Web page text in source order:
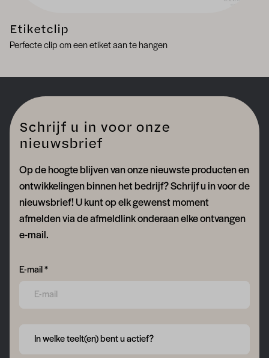
Etiketclip
Perfecte clip om een etiket aan te hangen
Schrijf u in voor onze
nieuwsbrief
Op de hoogte blijven van onze nieuwste producten en
ontwikkelingen binnen het bedrijf? Schrijf u in voor de
nieuwsbrief! U kunt op elk gewenst moment
afmelden via de afmeldlink onderaan elke ontvangen
e-mail.
Form field 6a75152fa88f1
E-mail *
In welke teelt(en) bent u actief?